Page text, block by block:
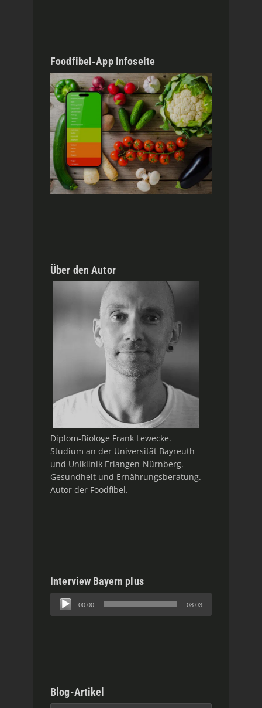
Foodfibel-App Infoseite
Über den Autor
Diplom-Biologe Frank Lewecke.
Studium an der Universität Bayreuth
und Uniklinik Erlangen-Nürnberg.
Gesundheit und Ernährungsberatung.
Autor der Foodfibel.
Interview Bayern plus
Audio-
Player
00:00 08:03
Blog-Artikel